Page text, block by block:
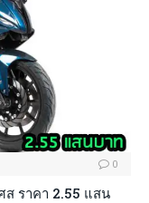
0
ราคา 2.55 แสน